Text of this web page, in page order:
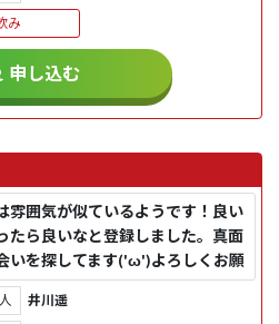
み
申し込む
雰囲気が似ているようです！良い
たら良いなと登録しました。真面
いを探してます('ω')よろしくお願
井川遥